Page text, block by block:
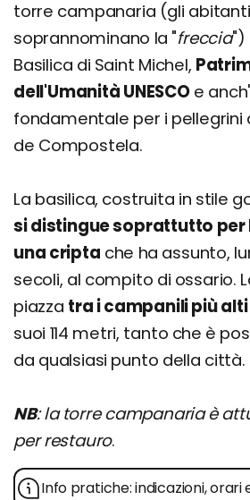
torre campanaria (gli
soprannominano la "freccia")
Basilica di Saint Michel,
dell'Umanità UNESCOe
fondamentale per i pellegrini
de Compostela.
La basilica, costruita in stile
si distingue soprattutto per
una cripta che ha assunto,
secoli, al compito di ossario.
piazza tra i campanili più
suoi 114 metri, tanto che è
da qualsiasi punto della città.
NB: la torre campanaria è
per restauro.
Info pratiche: indicazioni, orari